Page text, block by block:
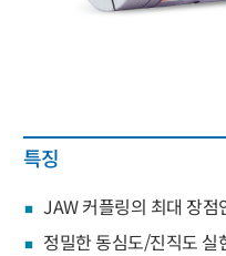
특징
JAW 커플링의 최대 장
정밀한 동심도/진직도 실